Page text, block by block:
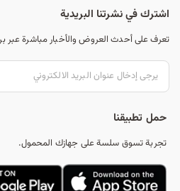
اشترك في نشرتنا البريدية
تعرف على أحدث العروض والأخبار مباشرة عبر
حمل تطبيقنا
تجربة تسوق سلسة على جهازك المحمول.